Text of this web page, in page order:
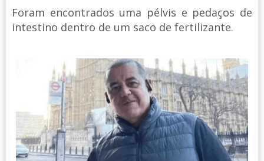
Foram encontrados uma pélvis e pedaços de
intestino dentro de um saco de fertilizante.